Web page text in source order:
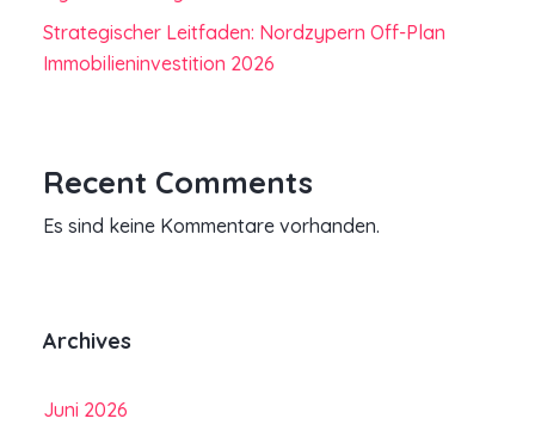
Strategischer Leitfaden: Nordzypern Off-Plan
Immobilieninvestition 2026
Recent Comments
Es sind keine Kommentare vorhanden.
Archives
Juni 2026